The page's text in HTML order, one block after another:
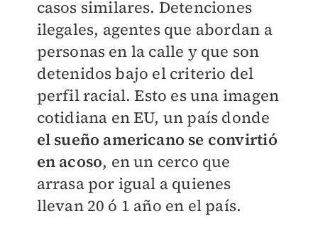
casos similares. Detenciones
ilegales, agentes que abordan a
personas en la calle y que son
detenidos bajo el criterio del
perfil racial. Esto es una imagen
cotidiana en EU, un país donde
el sueño americano se convirtió
en acoso, en un cerco que
arrasa por igual a quienes
llevan 20 ó 1 año en el país.